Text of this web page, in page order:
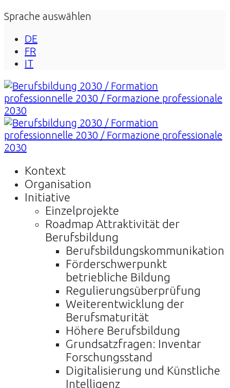
Sprache auswählen
DE
FR
IT
Kontext
Organisation
Initiative
Einzelprojekte
Roadmap Attraktivität der
Berufsbildung
Berufsbildungskommunikation
Förderschwerpunkt
betriebliche Bildung
Regulierungsüberprüfung
Weiterentwicklung der
Berufsmaturität
Höhere Berufsbildung
Grundsatzfragen: Inventar
Forschungsstand
Digitalisierung und Künstliche
Intelligenz